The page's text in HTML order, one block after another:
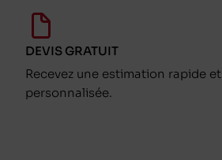
DEVIS GRATUIT
Recevez une estimation rapide et
personnalisée.